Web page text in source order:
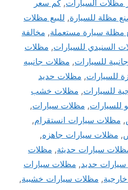
السيارات, كم سعر
مظلة للسيارة, للبيع مظلات
مظلة سيارة مستعملة, مخالفة
السنيدي للسيارات, مظلات
للسيارات, مظلات جانبيه
للسيارات, مظلات حديد
للسيارات, مظلات خشب
للسيارات, مظلات سيارات,
, مظلات سيارات انستقرام,
, مظلات سيارات جاهزه,
سيارات حديثة, مظلات
حديد, مظلات سيارات
, مظلات سيارات خشبية,